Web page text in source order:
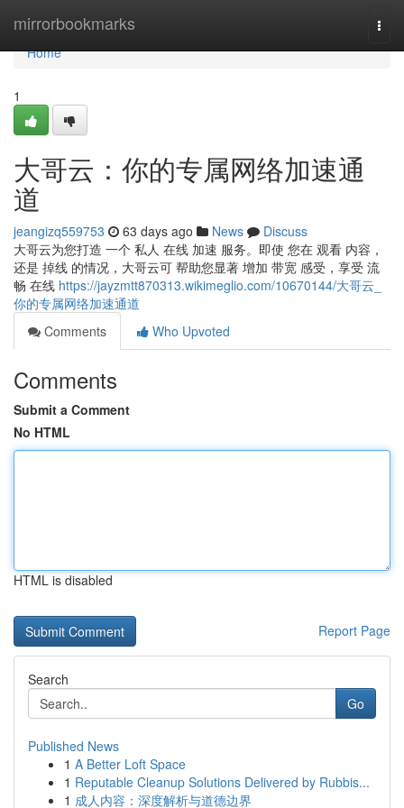
mirrorbookmarks
Home
Home
1
大哥云：你的专属网络加速通
道
jeangizq559753 63 days ago News
Discuss
大哥云为您打造 一个 私人 在线 加速 服务。即使 您在 观看 内容，
还是 掉线 的情况，大哥云可 帮助您显著 增加 带宽 感受，享受 流
畅 在线 https://jayzmtt870313.wikimeglio.com/10670144/大哥云_
你的专属网络加速通道
Comments
Who Upvoted
Comments
Submit a Comment
No HTML
HTML is disabled
Report Page
Search
Go
Published News
1 A Better Loft Space
1 Reputable Cleanup Solutions Delivered by Rubbis...
1 成人内容：深度解析与道德边界